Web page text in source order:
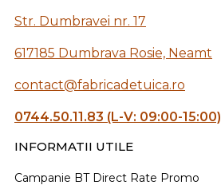
Str. Dumbravei nr. 17
617185 Dumbrava Rosie, Neamt
contact@fabricadetuica.ro
0744.50.11.83 (L-V: 09:00-15:00)
INFORMATII UTILE
Campanie BT Direct Rate Promo